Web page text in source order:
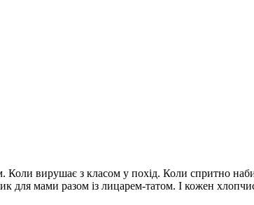
вирушає з класом у похід. Коли спритно
для мами разом із лицарем-татом. І кожен